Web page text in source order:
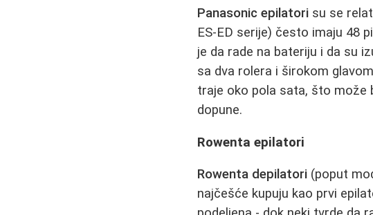
Panasonic epilatori su se
ES-ED serije) često imaju 48
je da rade na bateriju i da su
sa dva rolera i širokom
traje oko pola sata, što može
dopune.
Rowenta epilatori
Rowenta depilatori (poput
najčešće kupuju kao prvi